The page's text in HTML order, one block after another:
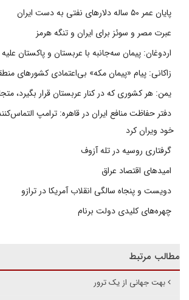
پایان عمر ۵۰ ساله دلارهای نفتی به دست ایران
عبرت مصر و سوئز برای ایران و تنگه هرمز
اردوغان: پیمان سه‌جانبه با عربستان و پاکستان
زاکانی: پیام «پیمان مکه» بی‌اعتمادی کشورهای
یمن: هر کشوری که در کنار عربستان قرار بگیرد،
دفتر حفاظت منافع ایران در قاهره: ترامپ
خود ویران کرد
گرفتاری روسیه در تله آزوف
امیدهای اقتصاد عراق
دویست و پنجاه سالگی انقلاب آمریکا در ترازو
چهره‌های کلیدی دولت برنام
مطالب مرتبط
بهت جهانی از یک ترور